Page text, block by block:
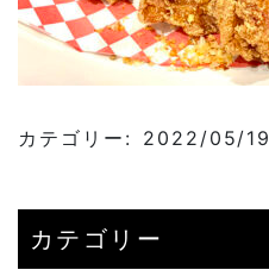
カテゴリー: 2022/05/19
カテゴリー